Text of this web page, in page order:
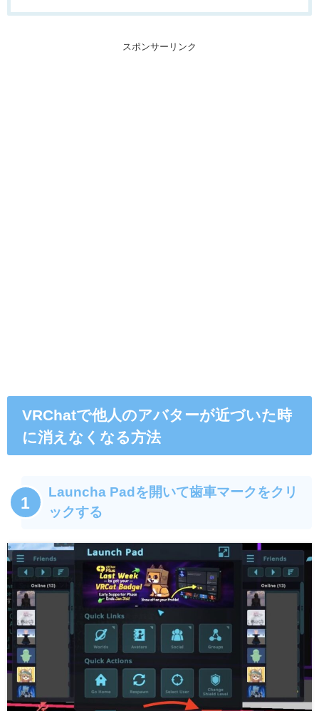
スポンサーリンク
VRChatで他人のアバターが近づいた時
に消えなくなる方法
1
Launcha Padを開いて歯車マークをクリ
ックする